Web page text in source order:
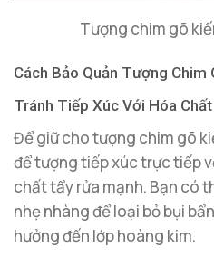
Tượng chim gõ
Cách Bảo Quản Tượng Chim
Tránh Tiếp Xúc Với Hóa Chất
Để giữ cho tượng chim gõ
để tượng tiếp xúc trực tiếp
chất tẩy rửa mạnh. Bạn có
nhẹ nhàng để loại bỏ bụi
hưởng đến lớp hoàng kim.